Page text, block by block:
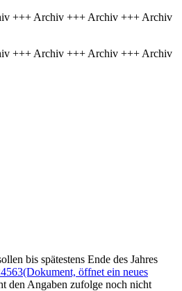
+++ Archiv +++ Archiv +++ Archiv
+++ Archiv +++ Archiv +++ Archiv
bis spätestens Ende des Jahres
(Dokument, öffnet ein neues
den Angaben zufolge noch nicht